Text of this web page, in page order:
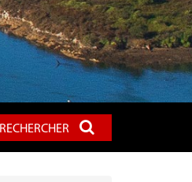
RECHERCHER